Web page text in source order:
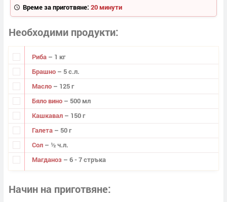
Време за приготвяне: 20 минути
Необходими продукти
Риба – 1 кг
Брашно – 5 с.л.
Масло – 125 г
Бяло вино – 500 мл
Кашкавал – 150 г
Галета – 50 г
Сол – ½ ч.л.
Магданоз – 6 - 7 стръка
Начин на приготвяне